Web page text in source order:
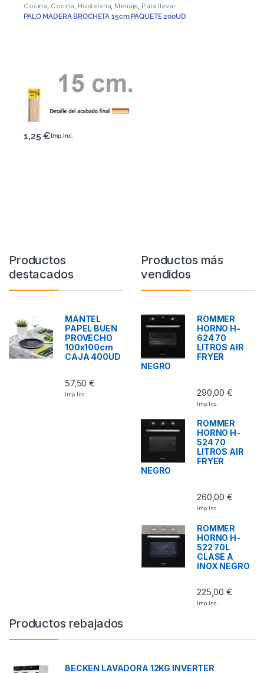
Cocina Cocina Hostelería Menaje Para llevar
PALO MADERA BROCHETA 15cm PAQUETE 200UD
1,25€ Imp. Inc.
Productos
destacados
MANTEL
PAPEL BUEN
PROVECHO
100x100cm
CAJA 400UD
57,50€
Imp. Inc.
Productos más
vendidos
ROMMER
HORNO H-
624 70
LITROS AIR
FRYER
NEGRO
290,00€
Imp. Inc.
ROMMER
HORNO H-
524 70
LITROS AIR
FRYER
NEGRO
260,00€
Imp. Inc.
ROMMER
HORNO H-
522 70L
CLASE A
INOX NEGRO
225,00€
Imp. Inc.
Productos rebajados
BECKEN LAVADORA 12KG INVERTER